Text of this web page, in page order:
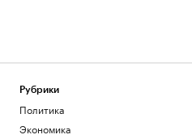
Рубрики
Политика
Экономика